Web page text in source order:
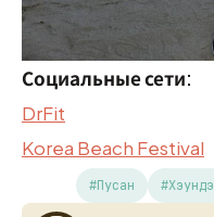
Социальные сети:
DrFit
Korea Beach Festival
#Пусан #Хэундэ